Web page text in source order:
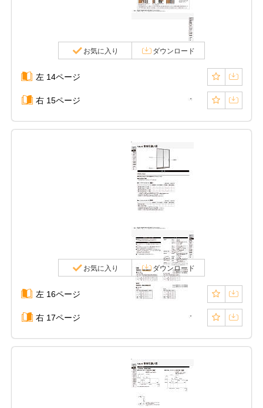
お気に入り ダウンロード
左 14ページ
右 15ページ
お気に入り ダウンロード
左 16ページ
右 17ページ